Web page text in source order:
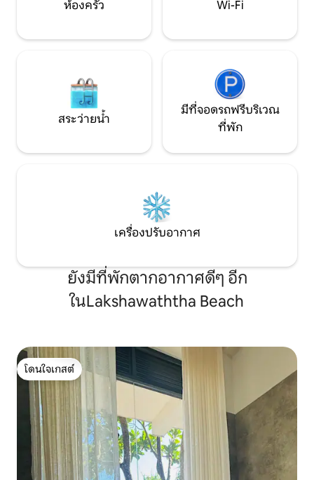
ห้องครัว Wi-Fi
สระว่ายน้ำ
มีที่จอดรถฟรีบริเวณ
ที่พัก
เครื่องปรับอากาศ
ยังมีที่พักตากอากาศดีๆ อีก
ในLakshawaththa Beach
โดนใจเกสต์
โดนใจเกสต์